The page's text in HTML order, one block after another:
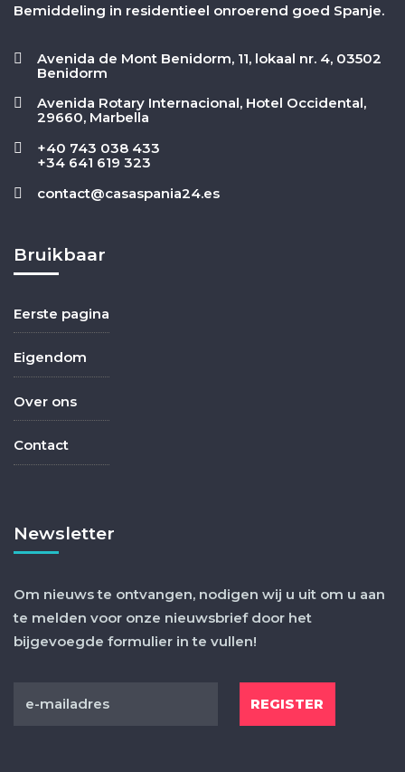
Bemiddeling in residentieel onroerend goed Spanje.
Avenida de Mont Benidorm, 11, lokaal nr. 4, 03502
Benidorm
Avenida Rotary Internacional, Hotel Occidental,
29660, Marbella
+40 743 038 433
+34 641 619 323
contact@casaspania24.es
Bruikbaar
Eerste pagina
Eigendom
Over ons
Contact
Newsletter
Om nieuws te ontvangen, nodigen wij u uit om u aan
te melden voor onze nieuwsbrief door het
bijgevoegde formulier in te vullen!